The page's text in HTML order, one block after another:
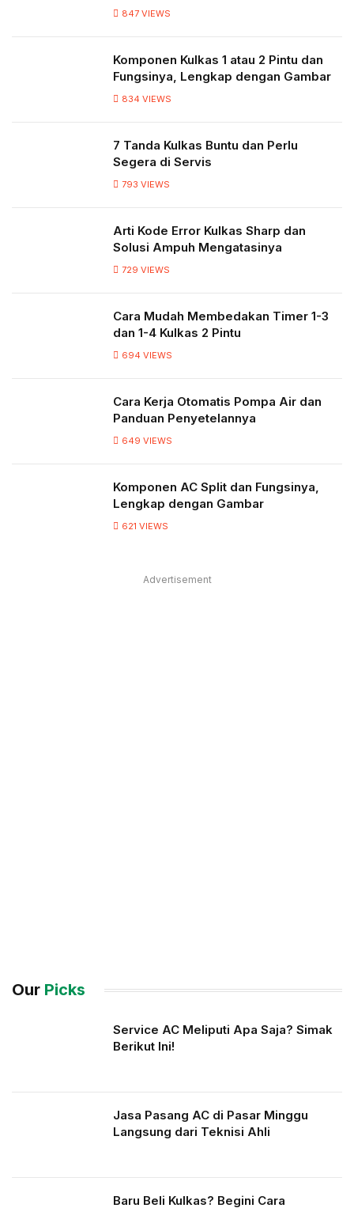
847 VIEWS
Komponen Kulkas 1 atau 2 Pintu dan
Fungsinya, Lengkap dengan Gambar
834 VIEWS
7 Tanda Kulkas Buntu dan Perlu
Segera di Servis
793 VIEWS
Arti Kode Error Kulkas Sharp dan
Solusi Ampuh Mengatasinya
729 VIEWS
Cara Mudah Membedakan Timer 1-3
dan 1-4 Kulkas 2 Pintu
694 VIEWS
Cara Kerja Otomatis Pompa Air dan
Panduan Penyetelannya
649 VIEWS
Komponen AC Split dan Fungsinya,
Lengkap dengan Gambar
621 VIEWS
Advertisement
Our Picks
Service AC Meliputi Apa Saja? Simak
Berikut Ini!
Jasa Pasang AC di Pasar Minggu
Langsung dari Teknisi Ahli
Baru Beli Kulkas? Begini Cara